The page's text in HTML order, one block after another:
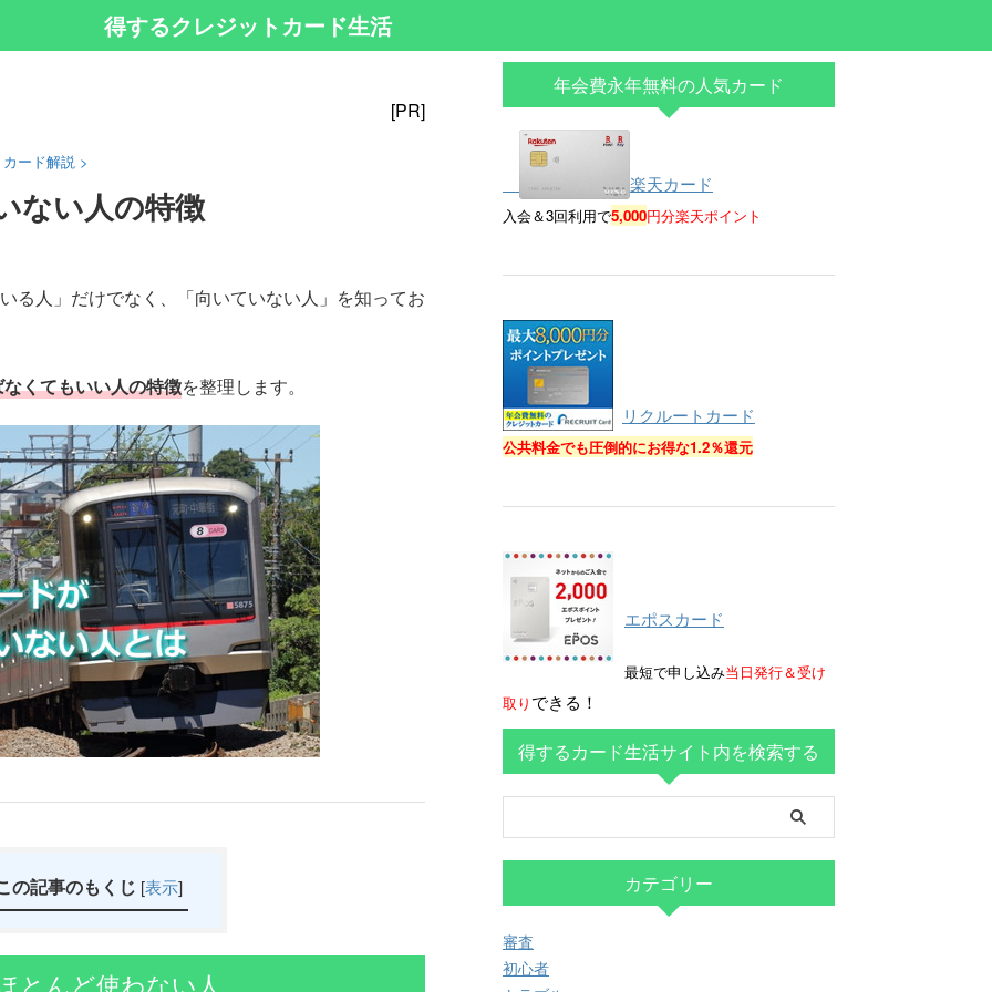
得するクレジットカード生活
[PR]
ード解説 >
ない人の特徴
る人」だけでなく、「向いていない人」を知ってお
くてもいい人の特徴を整理します。
の記事のもくじ [表示]
とんど使わない人
年会費永年無料の人気カード
楽天カード
入会＆3回利用で5,000円分楽天ポイント
リクルートカード
公共料金でも圧倒的にお得な1.2％還元
エポスカード
最短で申し込み当日発行＆受け
取り できる！
得するカード生活サイト内を検索する
カテゴリー
審査
初心者